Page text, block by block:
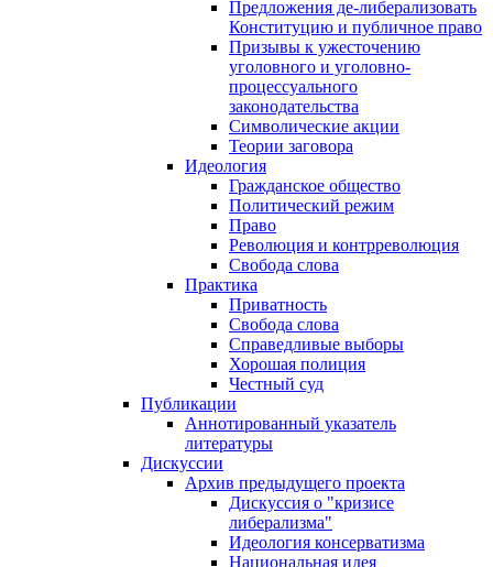
Предложения де-либерализовать
Конституцию и публичное право
Призывы к ужесточению
уголовного и уголовно-
процессуального
законодательства
Символические акции
Теории заговора
Идеология
Гражданское общество
Политический режим
Право
Революция и контрреволюция
Свобода слова
Практика
Приватность
Свобода слова
Справедливые выборы
Хорошая полиция
Честный суд
Публикации
Аннотированный указатель
литературы
Дискуссии
Архив предыдущего проекта
Дискуссия о "кризисе
либерализма"
Идеология консерватизма
Национальная идея